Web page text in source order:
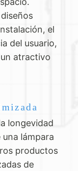
el
del usuario,
atractivo
longevidad
una lámpara
productos
de